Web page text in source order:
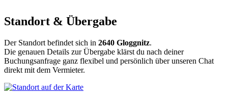
Standort & Übergabe
Der Standort befindet sich in 2640 Gloggnitz.
Die genauen Details zur Übergabe klärst du nach deiner
Buchungsanfrage ganz flexibel und persönlich über unseren Chat
direkt mit dem Vermieter.